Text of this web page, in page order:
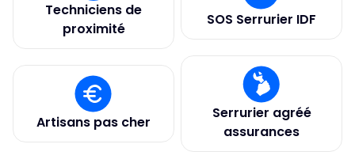
Techniciens de
proximité
SOS Serrurier IDF
Artisans pas cher
Serrurier agréé
assurances